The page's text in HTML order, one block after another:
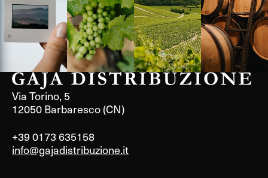
Via Torino, 5
12050 Barbaresco (CN)
+39 0173 635158
info@gajadistribuzione.it